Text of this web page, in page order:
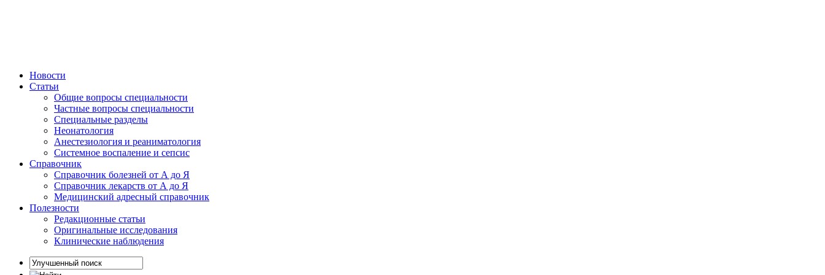
Новости
Статьи
Общие вопросы специальности
Частные вопросы специальности
Специальные разделы
Неонатология
Анестезиология и реаниматология
Системное воспаление и сепсис
Справочник
Справочник болезней от А до Я
Справочник лекарств от А до Я
Медицинский адресный справочник
Полезности
Редакционные статьи
Оригинальные исследования
Клинические наблюдения